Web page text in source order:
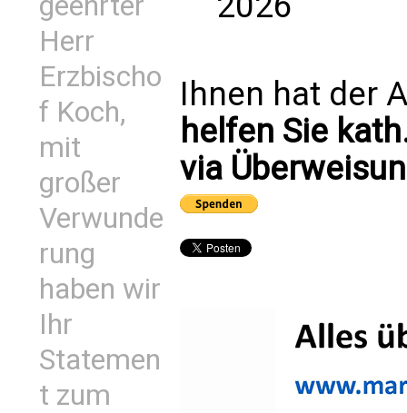
Herr
Erzbischo
f Koch,
mit
großer
Verwunde
rung
haben wir
Ihr
Statemen
t zum
Ihnen hat der
helfen Sie
via